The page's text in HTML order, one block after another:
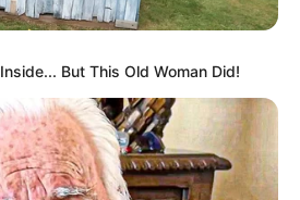
But This Old Woman Did!